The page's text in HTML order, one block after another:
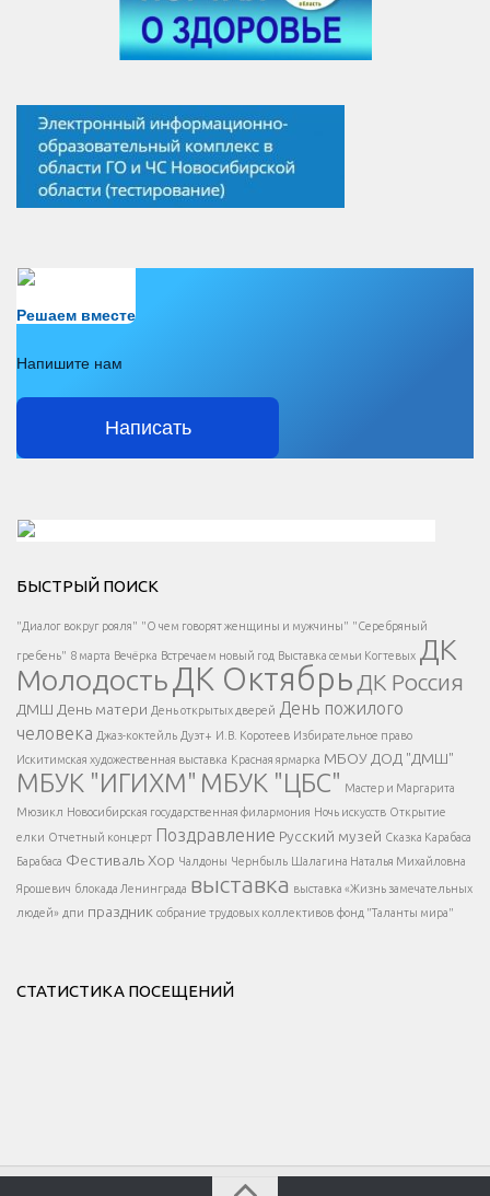
Решаем вместе
Напишите нам
Написать
Есть вопрос?
Напишите нам
</span >
Написать
</button >
</div >
</div > </div >
БЫСТРЫЙ ПОИСК
"Диалог вокруг рояля" "О чем говорят женщины и мужчины" "Серебряный
гребень" 8 марта Вечёрка Встречаем новый год Выставка семьи Когтевых ДК
МолодостьДК Октябрь ДК Россия
ДМШ День матери День открытых дверей День пожилого
человека Джаз-коктейль Дуэт+ И.В. Коротеев Избирательное право
Искитимская художественная выставка Красная ярмарка МБОУ ДОД "ДМШ"
МБУК "ИГИХМ" МБУК "ЦБС" Мастер и Маргарита
Мюзикл Новосибирская государственная филармония Ночь искусств Открытие
елки Отчетный концерт Поздравление Русский музей Сказка Карабаса
Барабаса Фестиваль Хор Чалдоны Чернбыль Шалагина Наталья Михайловна
Ярошевич блокада Ленинграда выставка выставка «Жизнь замечательных
людей» дпи праздник собрание трудовых коллективов фонд "Таланты мира"
СТАТИСТИКА ПОСЕЩЕНИЙ